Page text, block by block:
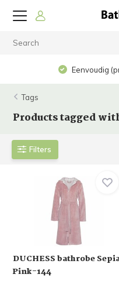
Eenvoudig
Tags
Products tagged
Filters
DUCHESS bathrobe
Pink-144